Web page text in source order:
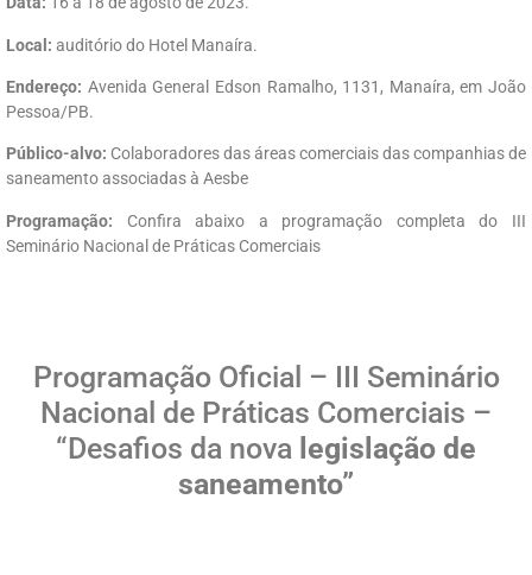
Local: auditório do Hotel Manaíra.
Endereço: Avenida General Edson Ramalho, 1131, Manaíra, em João
Pessoa/PB.
Público-alvo: Colaboradores das áreas comerciais das companhias de
saneamento associadas à Aesbe
Programação: Confira abaixo a programação completa do III
Seminário Nacional de Práticas Comerciais
Programação Oficial – III Seminário
Nacional de Práticas Comerciais –
“Desafios da nova legislação de
saneamento”